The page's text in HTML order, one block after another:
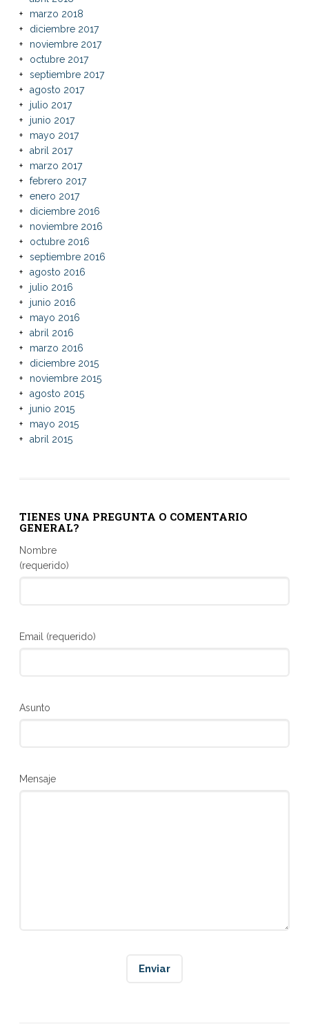
marzo 2018
diciembre 2017
noviembre 2017
octubre 2017
septiembre 2017
agosto 2017
julio 2017
junio 2017
mayo 2017
abril 2017
marzo 2017
febrero 2017
enero 2017
diciembre 2016
noviembre 2016
octubre 2016
septiembre 2016
agosto 2016
julio 2016
junio 2016
mayo 2016
abril 2016
marzo 2016
diciembre 2015
noviembre 2015
agosto 2015
junio 2015
mayo 2015
abril 2015
TIENES UNA PREGUNTA O COMENTARIO
GENERAL?
Nombre
(requerido)
Email (requerido)
Asunto
Mensaje